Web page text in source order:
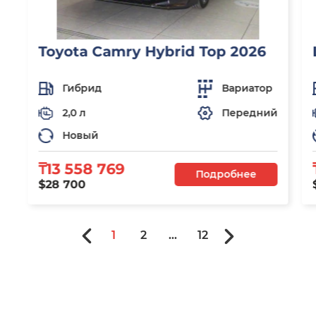
Toyota Camry Hybrid Top 2026
Гибрид
Вариатор
2,0 л
Передний
Новый
₸13 558 769
$28 700
Подробнее
1 2 ... 12